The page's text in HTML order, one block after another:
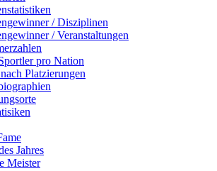
/ Disziplinen
/ Veranstaltungen
pro Nation
Platzierungen
Jahres
Meister